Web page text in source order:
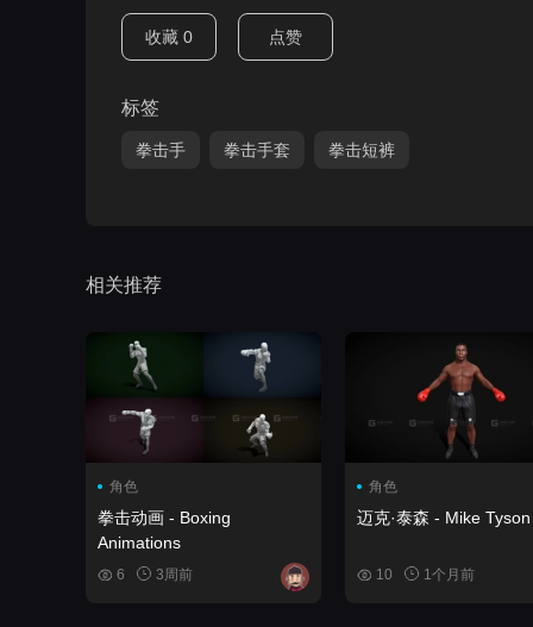
收藏 0 点赞
标签
拳击手 拳击手套 拳击短裤
相关推荐
角色
拳击动画 - Boxing
Animations
6 3周前
角色
迈克·泰森 - Mike Tyson
10 1个月前